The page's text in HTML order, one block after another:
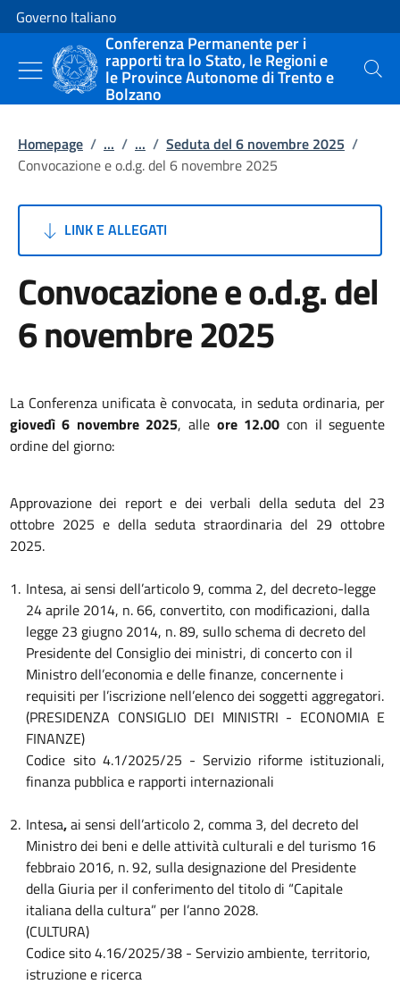
Vai al contenuto
Vai alla navigazione del sito
Governo Italiano
Conferenza Permanente per i
rapporti tra lo Stato, le Regioni e
le Province Autonome di Trento e
Bolzano
Cerca
Homepage / ... / ... / Seduta del 6 novembre 2025 /
Convocazione e o.d.g. del 6 novembre 2025
LINK E ALLEGATI
Convocazione e o.d.g. del
6 novembre 2025
La Conferenza unificata è convocata, in seduta ordinaria, per
giovedì 6 novembre 2025, alle ore 12.00con il seguente
ordine del giorno:
Approvazione dei report e dei verbali della seduta del 23
ottobre 2025 e della seduta straordinaria del 29 ottobre
2025.
1. Intesa, ai sensi dell’articolo 9, comma 2, del decreto-legge
24 aprile 2014, n. 66, convertito, con modificazioni, dalla
legge 23 giugno 2014, n. 89, sullo schema di decreto del
Presidente del Consiglio dei ministri, di concerto con il
Ministro dell’economia e delle finanze, concernente i
requisiti per l’iscrizione nell’elenco dei soggetti aggregatori.
(PRESIDENZA CONSIGLIO DEI MINISTRI - ECONOMIA E
FINANZE)
Codice sito 4.1/2025/25 - Servizio riforme istituzionali,
finanza pubblica e rapporti internazionali
2. Intesa,ai sensi dell’articolo 2, comma 3, del decreto del
Ministro dei beni e delle attività culturali e del turismo 16
febbraio 2016, n. 92, sulla designazione del Presidente
della Giuria per il conferimento del titolo di “Capitale
italiana della cultura” per l’anno 2028.
(CULTURA)
Codice sito 4.16/2025/38 - Servizio ambiente, territorio,
istruzione e ricerca